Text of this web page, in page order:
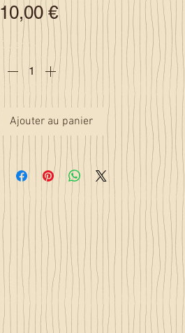
10,00 €Prix
Quantité
Ajouter au panier